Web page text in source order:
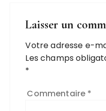
Laisser un
Votre adresse e-
Les champs
*
Commentaire *